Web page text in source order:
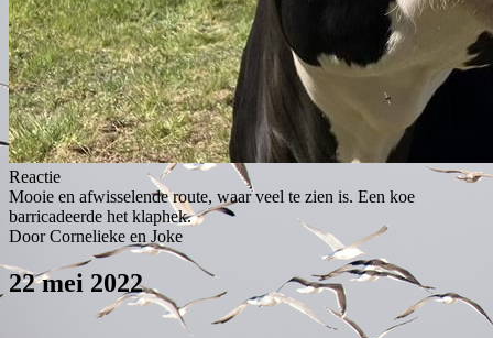
Reactie
Mooie en afwisselende route, waar veel te zien is. Een koe
barricadeerde het klaphek.
Door Cornelieke en Joke
22 mei 2022